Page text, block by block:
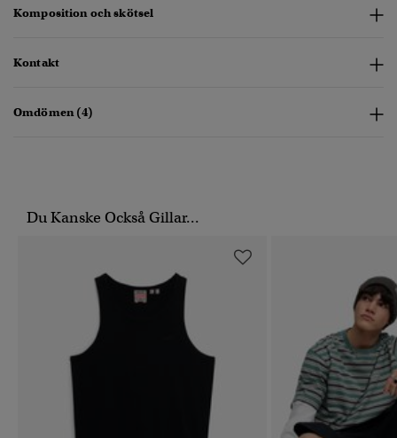
Komposition och skötsel
Kontakt
Omdömen (4)
Du Kanske Också Gillar...